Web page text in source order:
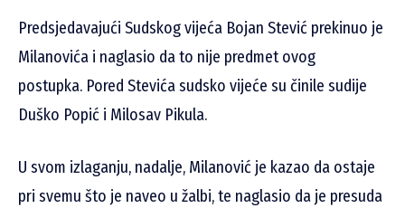
Predsjedavajući Sudskog vijeća Bojan Stević prekinuo je
Milanovića i naglasio da to nije predmet ovog
postupka. Pored Stevića sudsko vijeće su činile sudije
Duško Popić i Milosav Pikula.
U svom izlaganju, nadalje, Milanović je kazao da ostaje
pri svemu što je naveo u žalbi, te naglasio da je presuda